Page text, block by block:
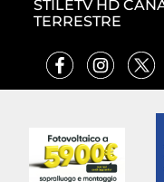
STILETV HD
TERRESTRE